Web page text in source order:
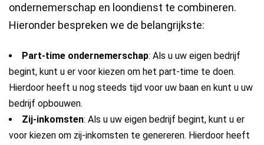
ondernemerschap en loondienst te combineren.
Hieronder bespreken we de belangrijkste:
Part-time ondernemerschap: Als u uw eigen bedrijf
begint, kunt u er voor kiezen om het part-time te doen.
Hierdoor heeft u nog steeds tijd voor uw baan en kunt u uw
bedrijf opbouwen.
Zij-inkomsten: Als u uw eigen bedrijf begint, kunt u er
voor kiezen om zij-inkomsten te genereren. Hierdoor heeft